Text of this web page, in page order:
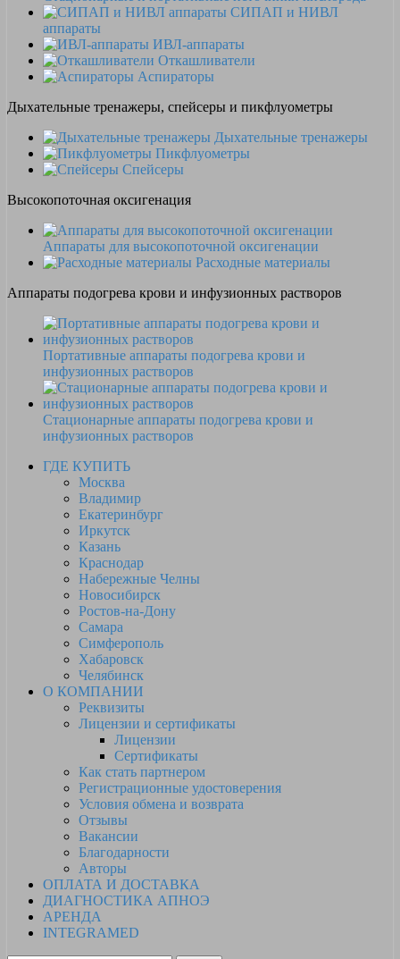
СИПАП и НИВЛ
аппараты
ИВЛ-аппараты
Откашливатели
Аспираторы
Дыхательные тренажеры, спейсеры и пикфлуометры
Дыхательные тренажеры
Пикфлуометры
Спейсеры
Высокопоточная оксигенация
Аппараты для высокопоточной оксигенации
Расходные материалы
Аппараты подогрева крови и инфузионных растворов
Портативные аппараты подогрева крови и
инфузионных растворов
Стационарные аппараты подогрева крови и
инфузионных растворов
ГДЕ КУПИТЬ
Москва
Владимир
Екатеринбург
Иркутск
Казань
Краснодар
Набережные Челны
Новосибирск
Ростов-на-Дону
Самара
Симферополь
Хабаровск
Челябинск
О КОМПАНИИ
Реквизиты
Лицензии и сертификаты
Лицензии
Сертификаты
Как стать партнером
Регистрационные удостоверения
Условия обмена и возврата
Отзывы
Вакансии
Благодарности
Авторы
ОПЛАТА И ДОСТАВКА
ДИАГНОСТИКА АПНОЭ
АРЕНДА
INTEGRAMED